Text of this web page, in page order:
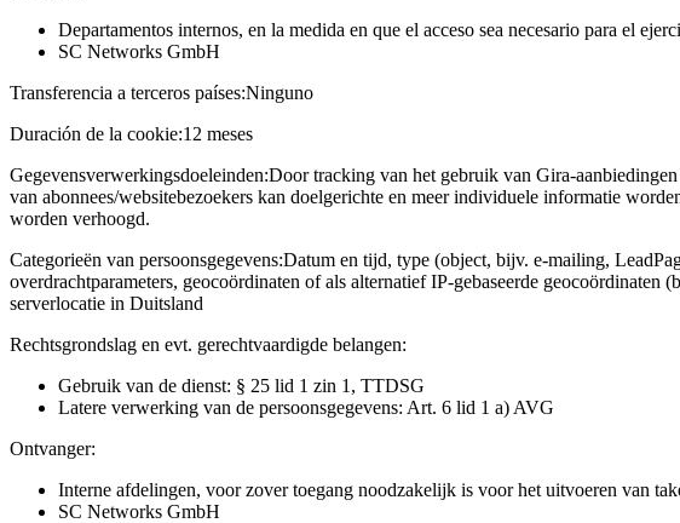
Departamentos internos, en la medida en que el acceso sea necesario para el
SC Networks GmbH
Transferencia a terceros países:Ninguno
Duración de la cookie:12 meses
Gegevensverwerkingsdoeleinden:Door tracking van het gebruik van Gira-
van abonnees/websitebezoekers kan doelgerichte en meer individuele informatie
worden verhoogd.
Categorieën van persoonsgegevens:Datum en tijd, type (object, bijv. e-mailing,
overdrachtparameters, geocoördinaten of als alternatief IP-gebaseerde
serverlocatie in Duitsland
Rechtsgrondslag en evt. gerechtvaardigde belangen:
Gebruik van de dienst: § 25 lid 1 zin 1, TTDSG
Latere verwerking van de persoonsgegevens: Art. 6 lid 1 a) AVG
Ontvanger:
Interne afdelingen, voor zover toegang noodzakelijk is voor het uitvoeren van
SC Networks GmbH